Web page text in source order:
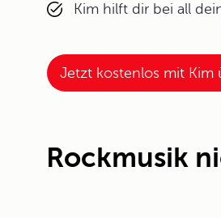
Kim hilft dir bei all
Jetzt kostenlos mit Kim
Rockmusik